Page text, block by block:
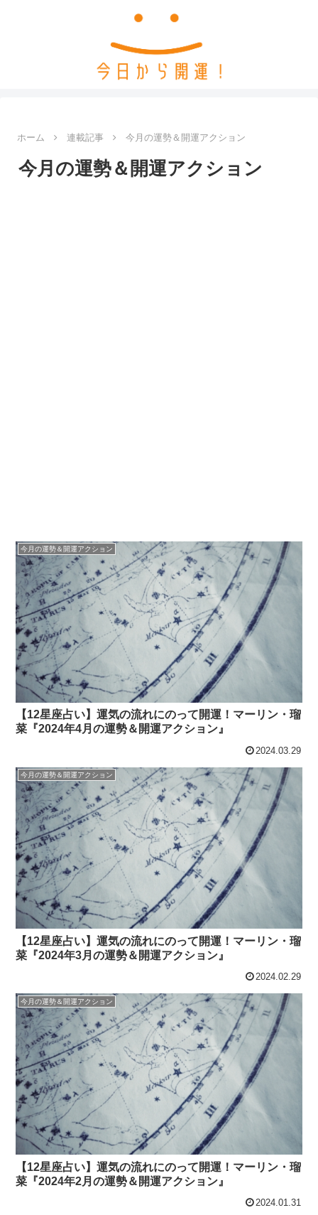
ホーム 連載記事 今月の運勢＆開運アクション
今月の運勢＆開運アクション
今月の運勢＆開運アクション
【12星座占い】運気の流れにのって開運！マーリン・瑠
菜『2024年4月の運勢＆開運アクション』
2024.03.29
今月の運勢＆開運アクション
【12星座占い】運気の流れにのって開運！マーリン・瑠
菜『2024年3月の運勢＆開運アクション』
2024.02.29
今月の運勢＆開運アクション
【12星座占い】運気の流れにのって開運！マーリン・瑠
菜『2024年2月の運勢＆開運アクション』
2024.01.31